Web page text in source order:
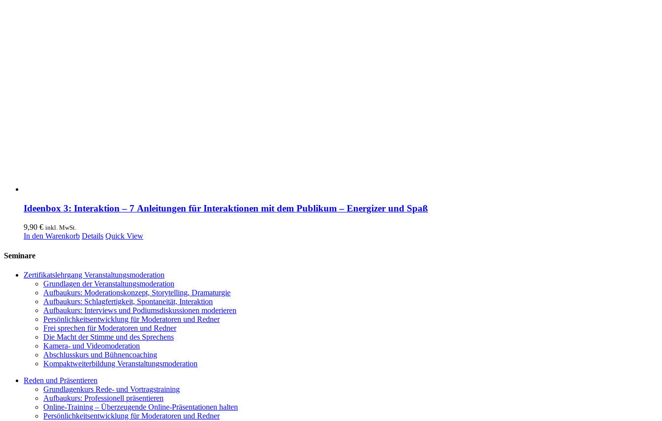
Ideenbox 3: Interaktion – 7 Anleitungen für Interaktionen mit dem Publikum – Energizer und Spaß
9,90 € inkl. MwSt.
In den Warenkorb Details Quick View
Seminare
Zertifikatslehrgang Veranstaltungsmoderation
Grundlagen der Veranstaltungsmoderation
Aufbaukurs: Moderationskonzept, Storytelling, Dramaturgie
Aufbaukurs: Schlagfertigkeit, Spontaneität, Interaktion
Aufbaukurs: Interviews und Podiumsdiskussionen moderieren
Persönlichkeitsentwicklung für Moderatoren und Redner
Frei sprechen für Moderatoren und Redner
Die Macht der Stimme und des Sprechens
Kamera- und Videomoderation
Abschlusskurs und Bühnencoaching
Kompaktweiterbildung Veranstaltungsmoderation
Reden und Präsentieren
Grundlagenkurs Rede- und Vortragstraining
Aufbaukurs: Professionell präsentieren
Online-Training – Überzeugende Online-Präsentationen halten
Persönlichkeitsentwicklung für Moderatoren und Redner